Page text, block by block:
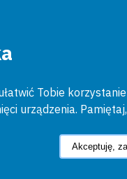
Tobie
urządzenia.
Akceptuję,